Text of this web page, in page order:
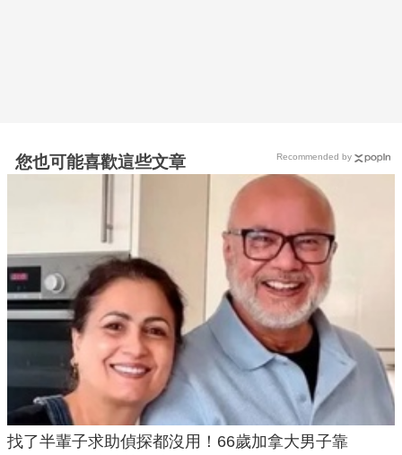
您也可能喜歡這些文章
找了半輩子求助偵探都沒用！66歲加拿大男子靠
Recommended by